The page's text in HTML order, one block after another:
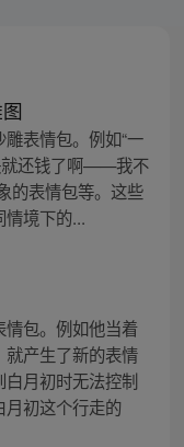
表情包。例如“一
就还钱了啊——我不
的表情包等。这些
境下的...
包。例如他当着
产生了新的表情
月初时无法控制
月初这个行走的